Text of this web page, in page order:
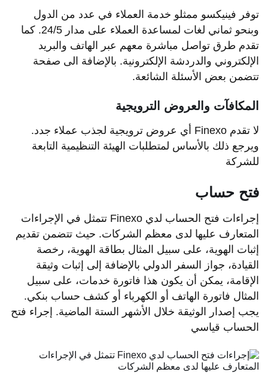
توفر فينيكسو ممثلو خدمة العملاء في عدد من الدول
وبنحو ثماني لغات لمساعدة العملاء على مدار 24/5. كما
تقدم طرق تواصل مباشرة معهم عبر الهاتف والبريد
الإلكتروني والدردشة الإلكترونية. بالإضافة الى صفحة
تتضمن بعض الأسئلة الشائعة.
المكافآت والعروض الترويجية
لا تقدم Finexo أي عروض ترويجية لجذب عملاء جدد.
ويرجع ذلك بالأساس لمتطلبات الهيئة التنظيمية التابعة
للشركة
فتح حساب
إجراءات فتح الحساب لدي Finexo تتمثل في الإجراءات
المتعارف عليها لدى معظم الشركات. حيث تتضمن تقديم
إثبات الهوية، على سبيل المثال بطاقة الهوية، رخصة
القيادة، جواز السفر الدولي بالإضافة إلى إثبات وثيقة
الإقامة، يمكن أن يكون هذا فاتورة خدمات، على سبيل
المثال فاتورة الهاتف أو الكهرباء أو كشف حساب بنكي.
يجب إصدار الوثيقة خلال الأشهر الستة الماضية. إجراء فتح
الحساب قياسي